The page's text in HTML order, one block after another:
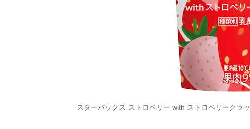
スターバックス ストロベリー with ストロベリークラ